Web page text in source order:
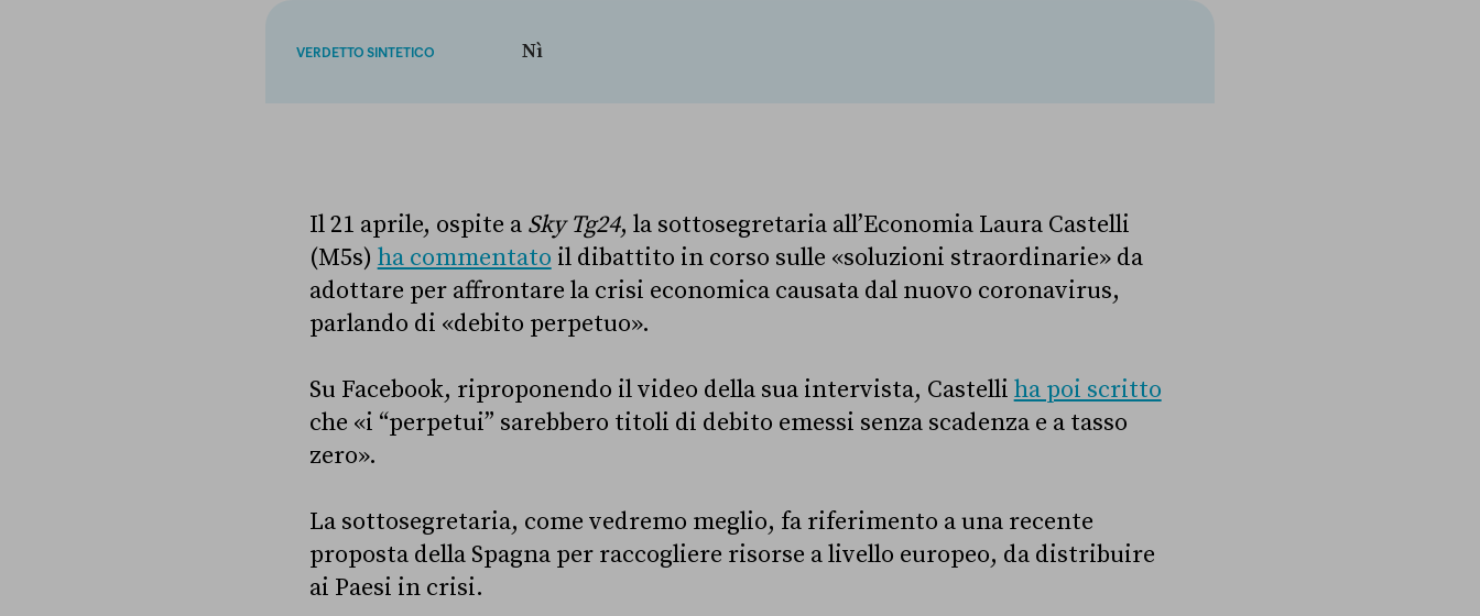
VERDETTO SINTETICO Nì
Il 21 aprile, ospite a Sky Tg24, la sottosegretaria all’Economia Laura Castelli
(M5s) ha commentato il dibattito in corso sulle «soluzioni straordinarie» da
adottare per affrontare la crisi economica causata dal nuovo coronavirus,
parlando di «debito perpetuo».
Su Facebook, riproponendo il video della sua intervista, Castelli ha poi scritto
che «i “perpetui” sarebbero titoli di debito emessi senza scadenza e a tasso
zero».
La sottosegretaria, come vedremo meglio, fa riferimento a una recente
proposta della Spagna per raccogliere risorse a livello europeo, da distribuire
ai Paesi in crisi.